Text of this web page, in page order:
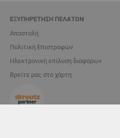
ΕΞΥΠΗΡΈΤΗΣΗ ΠΕΛΑΤΏΝ
Αποστολή
Πολιτική Επιστροφών
Ηλεκτρονική επίλυση διαφορών
Βρείτε μας στο χάρτη